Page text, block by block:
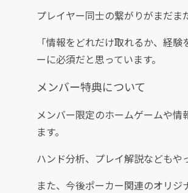
プレイヤー同士の繋がりがまだま
「情報をどれだけ取れるか、経
ーに必須だと思っています。
メンバー特典について
メンバー限定のホームゲームや
ます。
ハンド分析、プレイ解説などもや
また、今後ポーカー関連のオリジ